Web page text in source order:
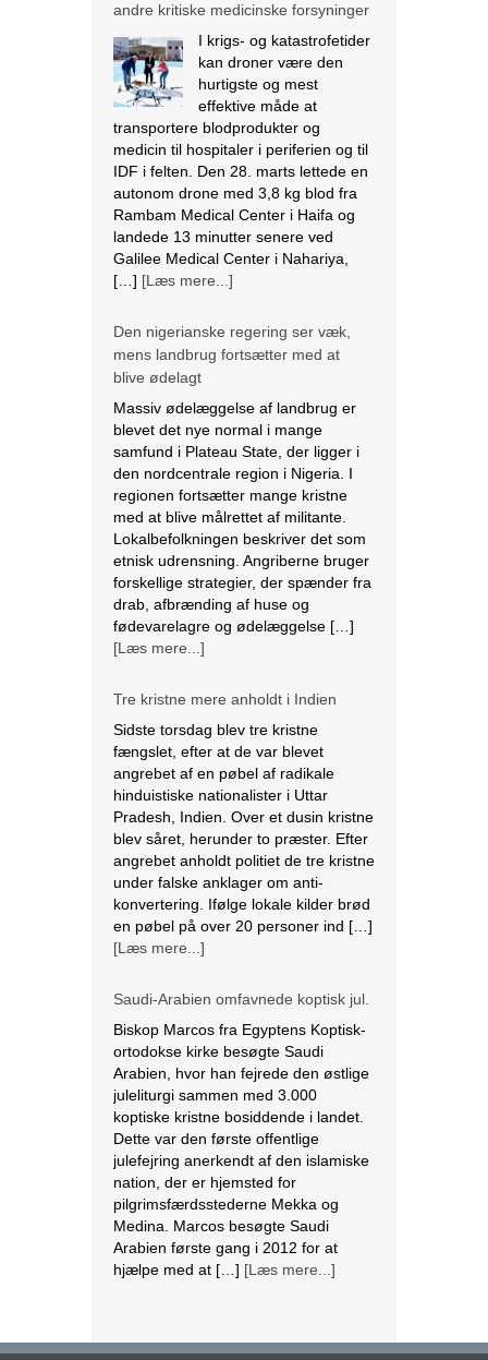
andre kritiske medicinske forsyninger
I krigs- og katastrofetider
kan droner være den
hurtigste og mest
effektive måde at
transportere blodprodukter og
medicin til hospitaler i periferien og til
IDF i felten. Den 28. marts lettede en
autonom drone med 3,8 kg blod fra
Rambam Medical Center i Haifa og
landede 13 minutter senere ved
Galilee Medical Center i Nahariya,
[…] [Læs mere...]
Den nigerianske regering ser væk,
mens landbrug fortsætter med at
blive ødelagt
Massiv ødelæggelse af landbrug er
blevet det nye normal i mange
samfund i Plateau State, der ligger i
den nordcentrale region i Nigeria. I
regionen fortsætter mange kristne
med at blive målrettet af militante.
Lokalbefolkningen beskriver det som
etnisk udrensning. Angriberne bruger
forskellige strategier, der spænder fra
drab, afbrænding af huse og
fødevarelagre og ødelæggelse […]
[Læs mere...]
Tre kristne mere anholdt i Indien
Sidste torsdag blev tre kristne
fængslet, efter at de var blevet
angrebet af en pøbel af radikale
hinduistiske nationalister i Uttar
Pradesh, Indien. Over et dusin kristne
blev såret, herunder to præster. Efter
angrebet anholdt politiet de tre kristne
under falske anklager om anti-
konvertering. Ifølge lokale kilder brød
en pøbel på over 20 personer ind […]
[Læs mere...]
Saudi-Arabien omfavnede koptisk jul.
Biskop Marcos fra Egyptens Koptisk-
ortodokse kirke besøgte Saudi
Arabien, hvor han fejrede den østlige
juleliturgi sammen med 3.000
koptiske kristne bosiddende i landet.
Dette var den første offentlige
julefejring anerkendt af den islamiske
nation, der er hjemsted for
pilgrimsfærdsstederne Mekka og
Medina. Marcos besøgte Saudi
Arabien første gang i 2012 for at
hjælpe med at […] [Læs mere...]
efter lovændring